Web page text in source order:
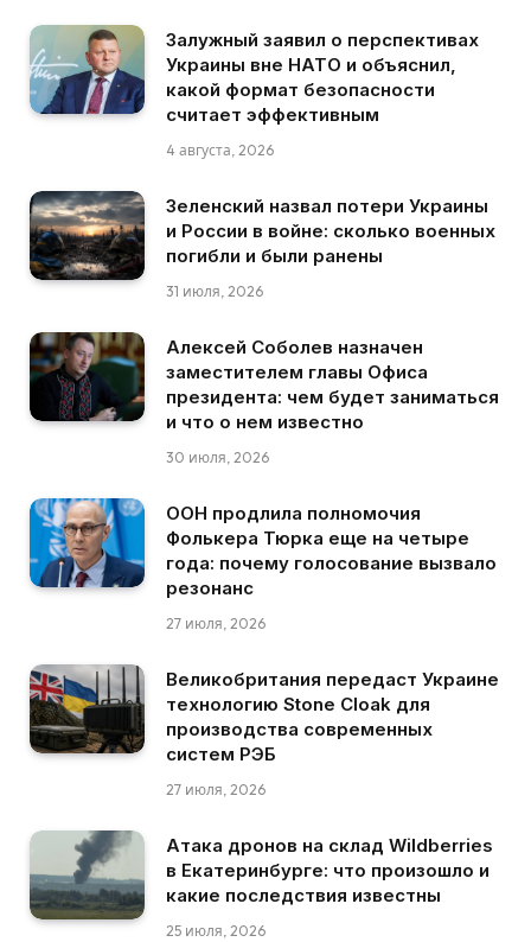
Залужный заявил о перспективах
Украины вне НАТО и объяснил,
какой формат безопасности
считает эффективным
4 августа, 2026
Зеленский назвал потери Украины
и России в войне: сколько военных
погибли и были ранены
31 июля, 2026
Алексей Соболев назначен
заместителем главы Офиса
президента: чем будет заниматься
и что о нем известно
30 июля, 2026
ООН продлила полномочия
Фолькера Тюрка еще на четыре
года: почему голосование вызвало
резонанс
27 июля, 2026
Великобритания передаст Украине
технологию Stone Cloak для
производства современных
систем РЭБ
27 июля, 2026
Атака дронов на склад Wildberries
в Екатеринбурге: что произошло и
какие последствия известны
25 июля, 2026